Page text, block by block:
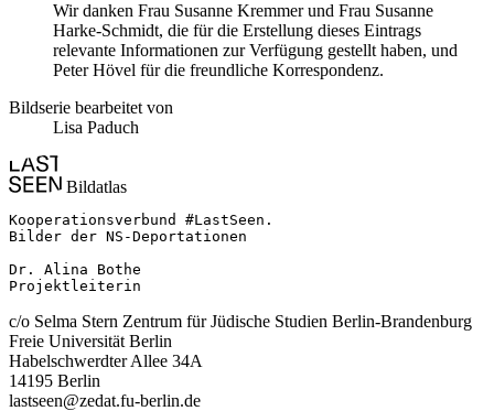
Wir danken Frau Susanne Kremmer und Frau Susanne
Harke-Schmidt, die für die Erstellung dieses Eintrags
relevante Informationen zur Verfügung gestellt haben, und
Peter Hövel für die freundliche Korrespondenz.
Bildserie bearbeitet von
Lisa Paduch
Bildatlas
Kooperationsverbund #LastSeen.
Bilder der NS-Deportationen
Dr. Alina Bothe
Projektleiterin
c/o Selma Stern Zentrum für Jüdische Studien Berlin-Brandenburg
Freie Universität Berlin
Habelschwerdter Allee 34A
14195 Berlin
lastseen@zedat.fu-berlin.de